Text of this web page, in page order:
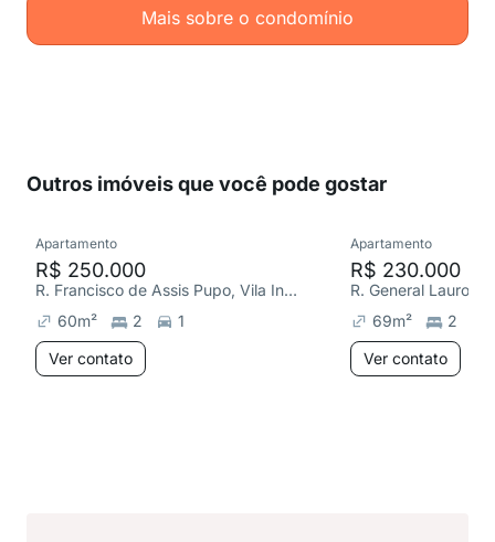
Mais sobre o condomínio
Outros imóveis que você pode gostar
Apartamento
R$ 250.000
R. Francisco de Assis Pupo, Vila Industrial
60m² 2
1
Ver contato
Apartamento
R$ 230.000
69m² 2
Ver contato